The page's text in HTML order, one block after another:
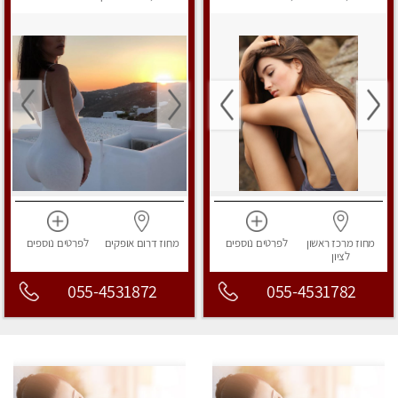
מחוז מרכזראשון
לציון
לפרטים נוספים
055-4531782
מחוז דרום אופקים לפרטים נוספים
055-4531872